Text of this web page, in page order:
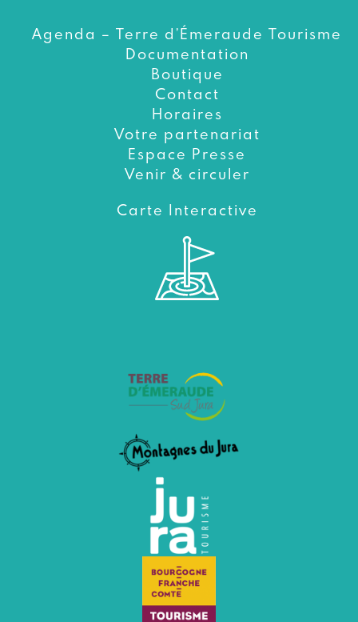
Agenda – Terre d’Émeraude Tourisme
Documentation
Boutique
Contact
Horaires
Votre partenariat
Espace Presse
Venir & circuler
Carte Interactive